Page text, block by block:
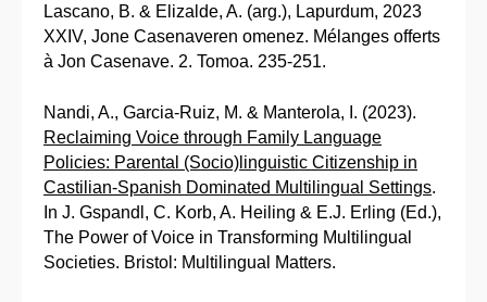
Lascano, B. & Elizalde, A. (arg.), Lapurdum, 2023
XXIV, Jone Casenaveren omenez. Mélanges offerts
à Jon Casenave. 2. Tomoa. 235-251.
Nandi, A., Garcia-Ruiz, M. & Manterola, I. (2023).
Reclaiming Voice through Family Language
Policies: Parental (Socio)linguistic Citizenship in
Castilian-Spanish Dominated Multilingual Settings.
In J. Gspandl, C. Korb, A. Heiling & E.J. Erling (Ed.),
The Power of Voice in Transforming Multilingual
Societies. Bristol: Multilingual Matters.